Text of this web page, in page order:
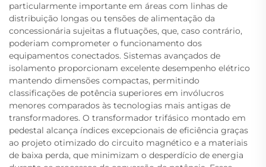
particularmente importante em áreas com linhas de
distribuição longas ou tensões de alimentação da
concessionária sujeitas a flutuações, que, caso contrário,
poderiam comprometer o funcionamento dos
equipamentos conectados. Sistemas avançados de
isolamento proporcionam excelente desempenho elétrico
mantendo dimensões compactas, permitindo
classificações de potência superiores em invólucros
menores comparados às tecnologias mais antigas de
transformadores. O transformador trifásico montado em
pedestal alcança índices excepcionais de eficiência graças
ao projeto otimizado do circuito magnético e a materiais
de baixa perda, que minimizam o desperdício de energia